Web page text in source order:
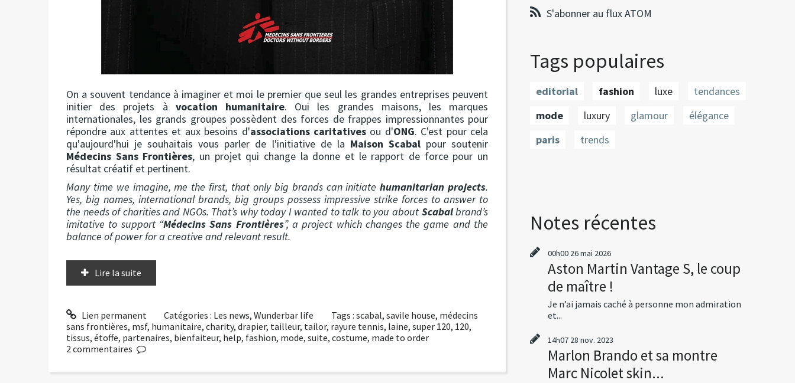
On a souvent tendance à imaginer et moi le premier que seul les grandes entreprises peuvent
initier des projets à vocation humanitaire. Oui les grandes maisons, les marques
internationales, les grands groupes possèdent des forces de frappes impressionnantes pour
répondre aux attentes et aux besoins d'associations caritativesou d'ONG. C'est pour cela
qu'aujourd'hui je souhaitais vous parler de l'initiative de la Maison Scabalpour soutenir
Médecins Sans Frontières, un projet qui change la donne et le rapport de force pour un
résultat créatif et pertinent.
Many time we imagine, me the first, that only big brands can initiatehumanitarian projects.
Yes, big names, international brands, big groups possess impressive strike forces to answer to
the needs of charities and NGOs. That’s why today I wanted to talk to you about Scabalbrand’s
imitative to support “Médecins Sans Frontières”, a project which changes the game and the
balance of power for a creative and relevant result.
Lire la suite
Lien permanent Catégories : Les news,Wunderbar life Tags :scabal,savile house, médecins
sans frontières, msf, humanitaire, charity, drapier, tailleur, tailor, rayure tennis, laine, super 120, 120,
tissus, étoffe, partenaires, bienfaiteur, help, fashion, mode, suite, costume, made to order
2 commentaires
S'abonner au flux ATOM
Tags populaires
editorial fashion luxe
tendances
mode
luxury glamour
élégance
paris
trends
Notes récentes
00h00 26mai 2026
Aston Martin Vantage S, le coup
de maître !
Je n’ai jamais caché à personne mon admiration
et...
14h07 28 nov. 2023
Marlon Brando et sa montre
Marc Nicolet skin...